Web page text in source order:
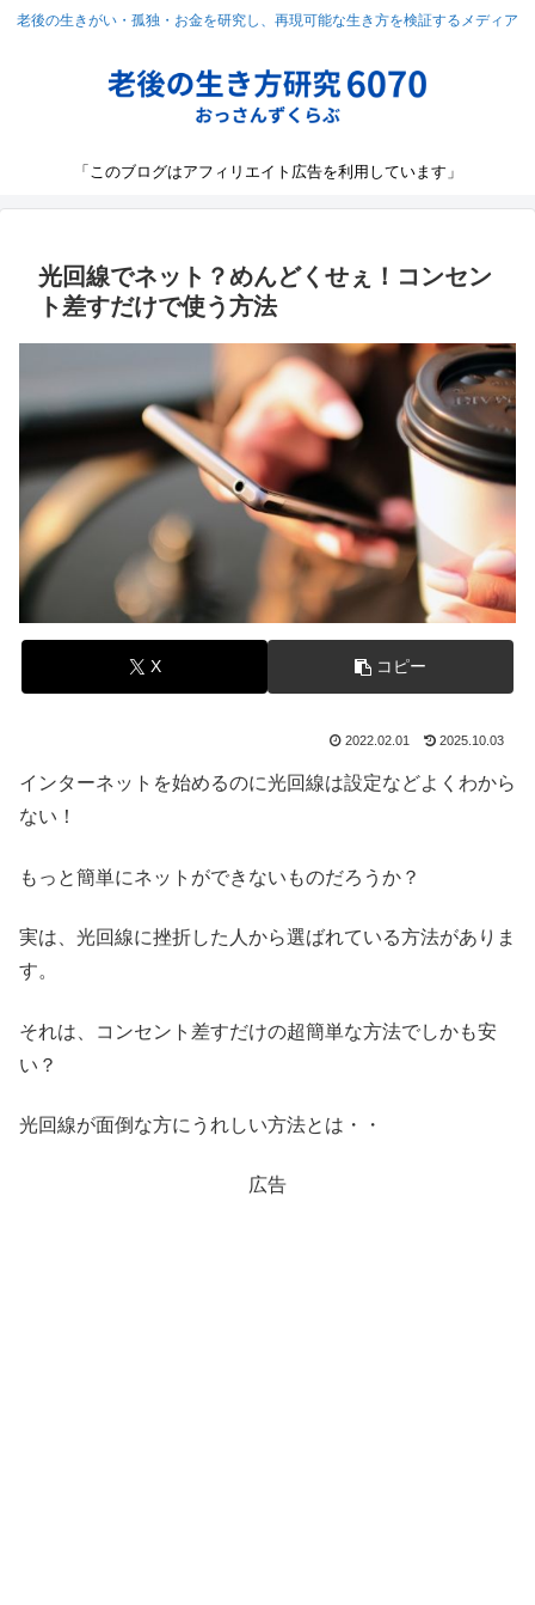
老後の生きがい・孤独・お金を研究し、再現可能な生き方を検証するメディア
「このブログはアフィリエイト広告を利用しています」
光回線でネット？めんどくせぇ！コンセン
ト差すだけで使う方法
X コピー
2022.02.01 2025.10.03
インターネットを始めるのに光回線は設定などよくわから
ない！
もっと簡単にネットができないものだろうか？
実は、光回線に挫折した人から選ばれている方法がありま
す。
それは、コンセント差すだけの超簡単な方法でしかも安
い？
光回線が面倒な方にうれしい方法とは・・
広告